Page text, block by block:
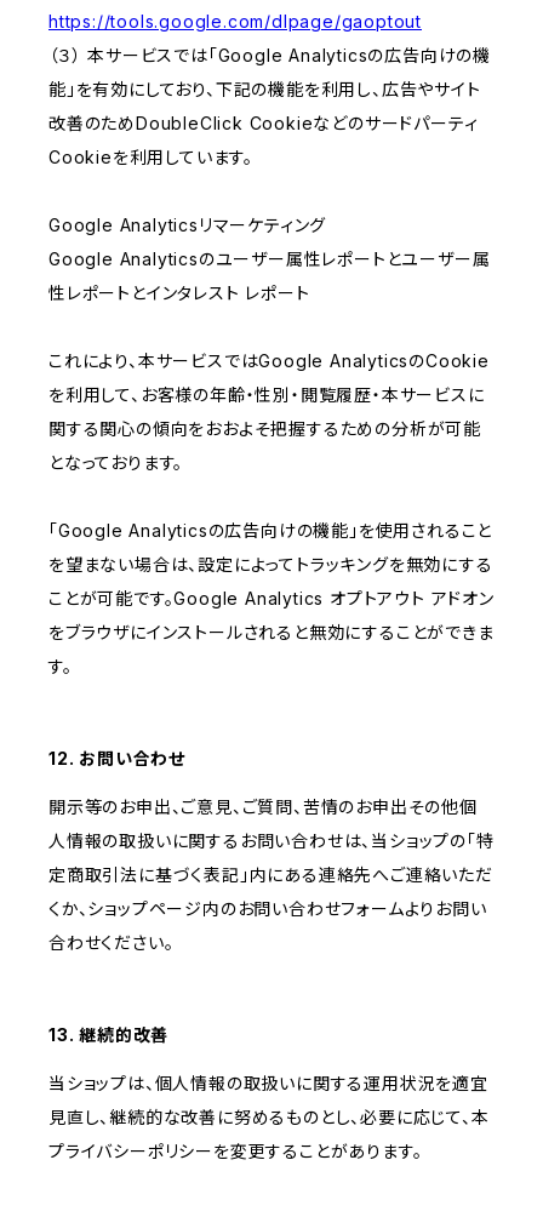
https://tools.google.com/dlpage/gaoptout
（３） 本サービスでは「Google Analyticsの広告向けの機
能」を有効にしており、下記の機能を利用し、広告やサイト
改善のためDoubleClick Cookieなどのサードパーティ
Cookieを利用しています。
Google Analyticsリマーケティング
Google Analyticsのユーザー属性レポートとユーザー属
性レポートとインタレスト レポート
これにより、本サービスではGoogle AnalyticsのCookie
を利用して、お客様の年齢・性別・閲覧履歴・本サービスに
関する関心の傾向をおおよそ把握するための分析が可能
となっております。
「Google Analyticsの広告向けの機能」を使用されること
を望まない場合は、設定によってトラッキングを無効にする
ことが可能です。Google Analytics オプトアウト アドオン
をブラウザにインストールされると無効にすることができま
す。
12. お問い合わせ
開示等のお申出、ご意見、ご質問、苦情のお申出その他個
人情報の取扱いに関するお問い合わせは、当ショップの「特
定商取引法に基づく表記」内にある連絡先へご連絡いただ
くか、ショップページ内のお問い合わせフォームよりお問い
合わせください。
13. 継続的改善
当ショップは、個人情報の取扱いに関する運用状況を適宜
見直し、継続的な改善に努めるものとし、必要に応じて、本
プライバシーポリシーを変更することがあります。